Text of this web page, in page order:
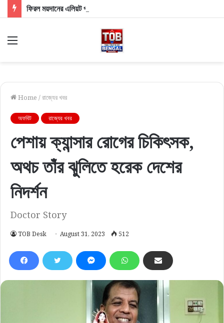
Menu
Home /রাজ্যের খবর
অফবিট রাজ্যের খবর
পেশায় ক্যান্সার রোগের চিকিৎসক,
অথচ তাঁর ঝুলিতে হরেক দেশের
নিদর্শন
Doctor Story
TOB Desk August 31, 2023 512